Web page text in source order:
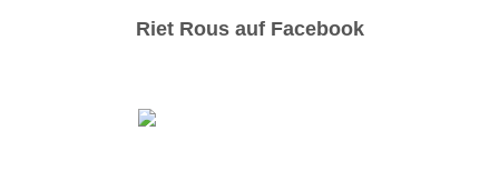
Riet Rous auf Facebook